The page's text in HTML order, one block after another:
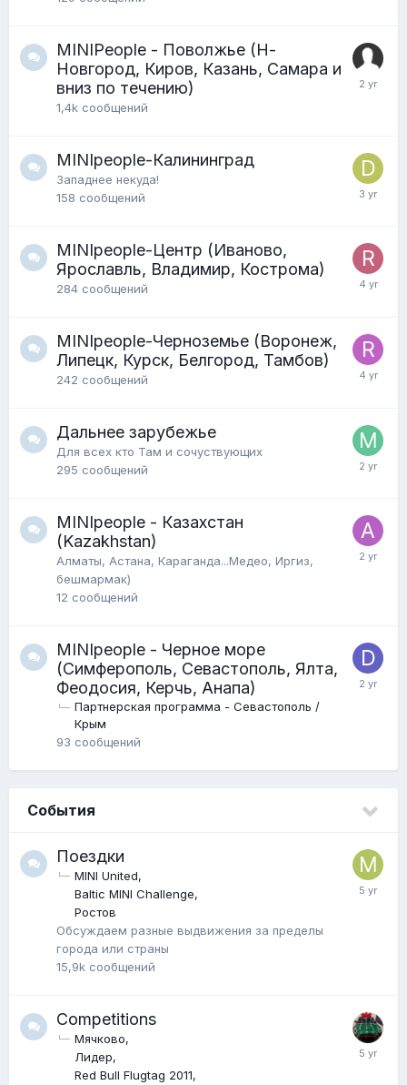
MINIPeople - Поволжье (Н-
Новгород, Киров, Казань, Самара и
вниз по течению)
1,4k сообщений
MINIpeople-Калининград
Западнее некуда!
158 сообщений
MINIpeople-Центр (Иваново,
Ярославль, Владимир, Кострома)
284 сообщений
MINIpeople-Черноземье (Воронеж,
Липецк, Курск, Белгород, Тамбов)
242 сообщений
Дальнее зарубежье
Для всех кто Там и сочуствующих
295 сообщений
MINIpeople - Казахстан
(Kazakhstan)
Алматы, Астана, Караганда...Медео, Иргиз,
бешмармак)
12 сообщений
MINIpeople - Черное море
(Симферополь, Севастополь, Ялта,
Феодосия, Керчь, Анапа)
Партнерская программа - Севастополь /
Крым
93 сообщений
События
Поездки
MINI United
Baltic MINI Challenge
Ростов
Обсуждаем разные выдвижения за пределы
города или страны
15,9k сообщений
Competitions
Мячково
Лидер
Red Bull Flugtag 2011